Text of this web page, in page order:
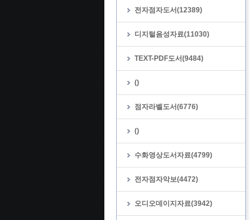
전자점자도서(12389)
디지털음성자료(11030)
TEXT-PDF도서(9484)
()
점자라벨도서(6776)
()
수화영상도서자료(4799)
전자점자악보(4472)
오디오데이지자료(3942)